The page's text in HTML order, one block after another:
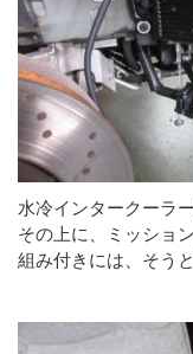
水冷インタークーラ
その上に、ミッショ
組み付きには、そう